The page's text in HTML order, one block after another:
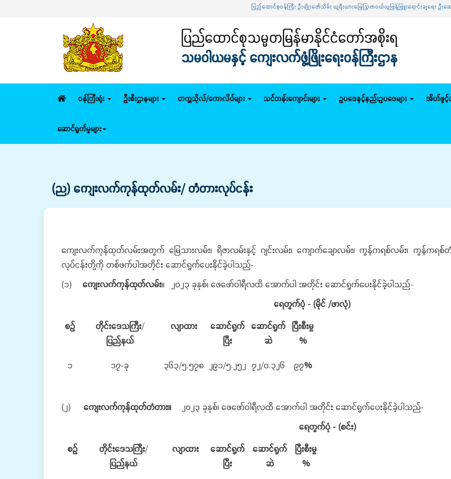
ပြည်ထောင်စုဝန်ကြီး ဦးမျိုးဇော်သိမ်း ယူရီးယားမြေဩဇာဝယ်ယူဖြန့်ဖြူးရောင်းချရေး ဦးဆော
ပြည်ထောင်စုသမ္မတမြန်မာနိုင်ငံတော်အစိုးရ
သမဝါယမနှင့် ကျေးလက်ဖွံ့ဖြိုးရေးဝန်ကြီးဌာန
ဝန်ကြီးရုံး ဦးစီးဌာနများ တက္ကသိုလ်/ကောလိပ်များ သင်တန်းကျောင်းများ ဥပဒေနှင့်နည်းဥပဒေများ အိတ်ဖွင့်တ
ဆောင်ရွက်မှုများ
(ည) ကျေးလက်ကုန်ထုတ်လမ်း/ တံတားလုပ်ငန်း
ကျေးလက်ကုန်ထုတ်လမ်းအတွက် မြေသားလမ်း၊ ရိဇာလမ်းနှင့် ဂျင်းလမ်း၊ ကျောက်ချောလမ်း၊ ကွန်ကရစ်လမ်း၊ ကွန်ကရစ်တံတ
လုပ်ငန်းတို့ကို တစ်ဖက်ပါအတိုင်း ဆောင်ရွက်ပေးနိုင်ခဲ့ပါသည်-
(၁) ကျေးလက်ကုန်ထုတ်လမ်း။ ၂၀၂၃ ခုနှစ်၊ ဖေဖော်ဝါရီလထိ အောက်ပါ အတိုင်း ဆောင်ရွက်ပေးနိုင်ခဲ့ပါ
ရေတွက်ပုံ - (မိုင် /ဖာလုံ)
စဉ်
တိုင်းဒေသကြီး/
ပြည်နယ်
လျာထား
ဆောင်ရွက်
ပြီး
ဆောင်ရွက်
ဆဲ
ပြီးစီးမှု
%
၁ ၁၇-ခု ၃၆၃/၅.၅၇၈ ၂၉၁/၅.၂၅၂ ၇၂/၀.၃၂၆ ၉၇%
(၂) ကျေးလက်ကုန်ထုတ်တံတား။ ၂၀၂၃ ခုနှစ်၊ ဖေဖော်ဝါရီလထိ အောက်ပါ အတိုင်း ဆောင်ရွက်ပေးနို
ရေတွက်ပုံ - (စင်း)
စဉ်
တိုင်းဒေသကြီး/
ပြည်နယ်
လျာထား
ဆောင်ရွက်
ပြီး
ဆောင်ရွက်
ဆဲ
ပြီးစီးမှု
%